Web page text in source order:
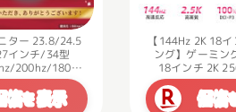
【144Hz 2K 18インチ ゲーミ
ング】ゲーミングモニター
18インチ 2K 2560×1600
144Hz 高リフレッシュレー
ト 100%DCI-P3 高色域 非光
沢IPS パネル Type-C対応
価格 表示
目安はX800
3 スマホの場合は？